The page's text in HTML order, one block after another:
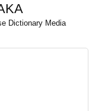
Dictionary Media